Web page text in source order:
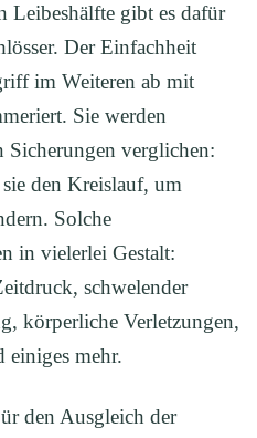
Leibeshälfte gibt es dafür
Der Einfachheit
im Weiteren ab mit
Sie werden
Sicherungen verglichen:
den Kreislauf, um
Solche
in vielerlei Gestalt:
schwelender
körperliche Verletzungen,
einiges mehr.
den Ausgleich der